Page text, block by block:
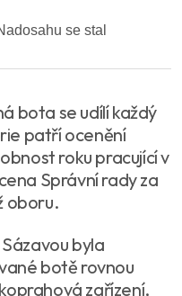
bota se udílí každý
patří ocenění
roku pracující v
Správní rady za
oboru.
byla
botě rovnou
zařízení,